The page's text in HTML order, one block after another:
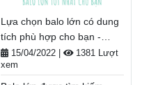
Balodep.shop|Chuyên Balo-
Túi xách–Vali đẹp.
FreeShip toàn quốc, Miễn
phí đổi trả hàng, Thanh
toán tiền khi nhận hàng.
Lựa chọn balo lớn có dung
tích phù hợp cho bạn -
Balodep.shop
15/04/2022
1381 Lượt
xem